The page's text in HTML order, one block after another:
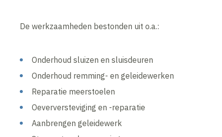
De werkzaamheden bestonden uit o.a.:
Onderhoud sluizen en sluisdeuren
Onderhoud remming- en geleidewerken
Reparatie meerstoelen
Oeverversteviging en -reparatie
Aanbrengen geleidewerk